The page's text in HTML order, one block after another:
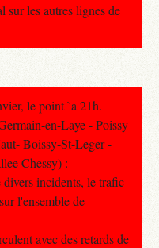
sur les autres lignes de
le point `a 21h.
en-Laye - Poissy
Boissy-St-Leger -
Chessy) :
divers incidents, le trafic
l'ensemble de
avec des retards de